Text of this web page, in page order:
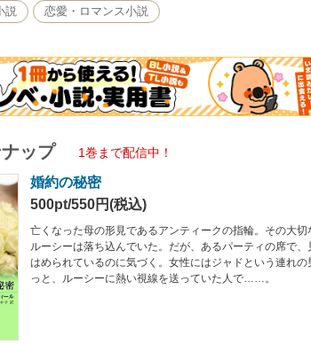
説 恋愛・ロマンス小説
ナップ 1巻まで配信中！
婚約の秘密
500pt/550円(税込)
亡くなった母の形見であるアンティークの指輪。その大切
ルーシーは落ち込んでいた。だが、あるパーティの席で
はめられているのに気づく。女性にはジャドという連れ
っと、ルーシーに熱い視線を送っていた人で……。